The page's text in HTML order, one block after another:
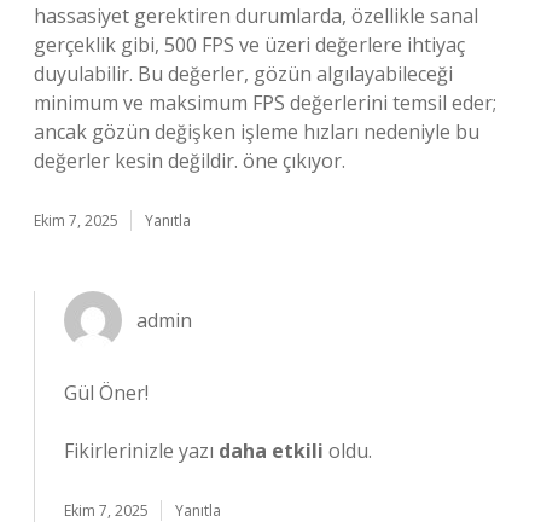
hassasiyet gerektiren durumlarda, özellikle sanal
gerçeklik gibi, 500 FPS ve üzeri değerlere ihtiyaç
duyulabilir. Bu değerler, gözün algılayabileceği
minimum ve maksimum FPS değerlerini temsil eder;
ancak gözün değişken işleme hızları nedeniyle bu
değerler kesin değildir. öne çıkıyor.
Ekim 7, 2025 Yanıtla
admin
Gül Öner!
Fikirlerinizle yazı daha etkili oldu.
Ekim 7, 2025 Yanıtla